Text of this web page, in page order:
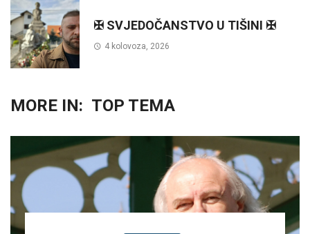
✠ SVJEDOČANSTVO U TIŠINI ✠
4 kolovoza, 2026
MORE IN: TOP TEMA